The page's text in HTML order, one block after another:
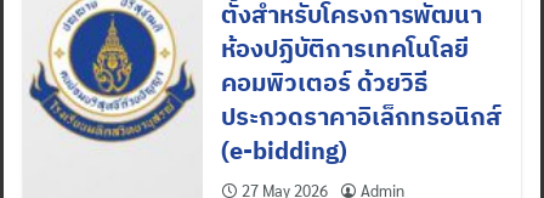
ตั้งสำหรับโครงการพัฒนา
ห้องปฏิบัติการเทคโนโลยี
คอมพิวเตอร์ ด้วยวิธี
ประกวดราคาอิเล็กทรอนิกส์
(e-bidding)
27 May 2026 Admin